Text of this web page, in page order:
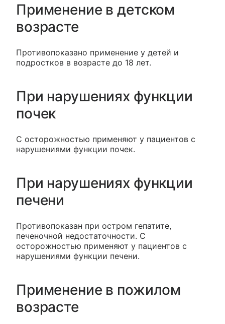
Применение в детском
возрасте
Противопоказано применение у детей и
подростков в возрасте до 18 лет.
При нарушениях функции
почек
С осторожностью применяют у пациентов с
нарушениями функции почек.
При нарушениях функции
печени
Противопоказан при остром гепатите,
печеночной недостаточности. С
осторожностью применяют у пациентов с
нарушениями функции печени.
Применение в пожилом
возрасте